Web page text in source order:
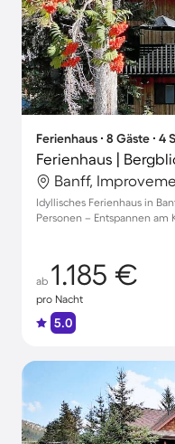
Ferienhaus ∙ 8 Gäste ∙ 4
Ferienhaus |
Banff,
Idyllisches Ferienhaus in
Personen – Entspannen am
ab 1.185 €
pro Nacht
5.0